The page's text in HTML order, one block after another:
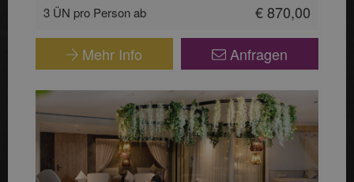
3 ÜN pro Person ab € 870,00
Mehr Info Anfragen